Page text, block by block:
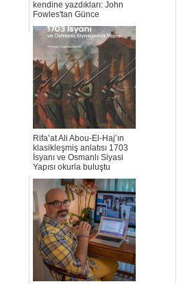
kendine yazdıkları: John
Fowles'tan Günce
Rifa’at Ali Abou-El-Haj’ın
klasikleşmiş anlatısı 1703
İsyanı ve Osmanlı Siyasi
Yapısı okurla buluştu